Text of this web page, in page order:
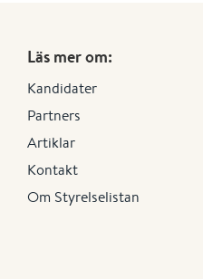
Läs mer om:
Kandidater
Partners
Artiklar
Kontakt
Om Styrelselistan